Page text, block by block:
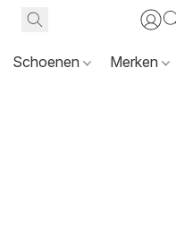
Schoenen Merken